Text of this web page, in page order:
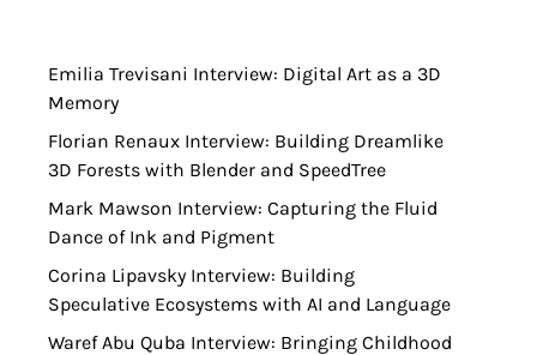
Emilia Trevisani Interview: Digital Art as a 3D
Memory
Florian Renaux Interview: Building Dreamlike
3D Forests with Blender and SpeedTree
Mark Mawson Interview: Capturing the Fluid
Dance of Ink and Pigment
Corina Lipavsky Interview: Building
Speculative Ecosystems with AI and Language
Waref Abu Quba Interview: Bringing Childhood